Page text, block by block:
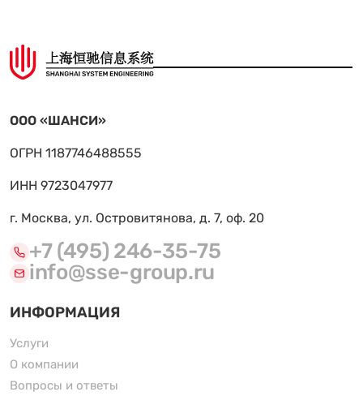
ООО «ШАНСИ»
ОГРН 1187746488555
ИНН 9723047977
г. Москва, ул. Островитянова, д. 7, оф. 20
+7 (495) 246-35-75
info@sse-group.ru
ИНФОРМАЦИЯ
Услуги
О компании
Вопросы и ответы